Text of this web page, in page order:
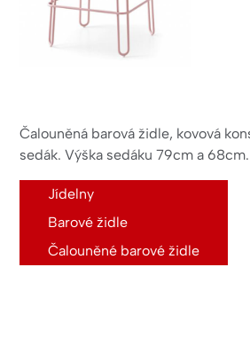
Čalouněná barová židle, kovová
sedák. Výška sedáku 79cm a 68cm.
Jídelny
Barové židle
Čalouněné barové židle